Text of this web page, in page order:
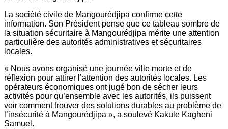
La société civile de Mangourédjipa confirme cette
information. Son Président pense que ce tableau sombre de
la situation sécuritaire à Mangourédjipa mérite une attention
particulière des autorités administratives et sécuritaires
locales.
« Nous avons organisé une journée ville morte et de
réflexion pour attirer l’attention des autorités locales. Les
opérateurs économiques ont jugé bon de sécher leurs
activités pour qu’ensemble avec les autorités, ils puissent
voir comment trouver des solutions durables au problème de
l’insécurité à Mangourédjipa », a soulevé Kakule Kagheni
Samuel.